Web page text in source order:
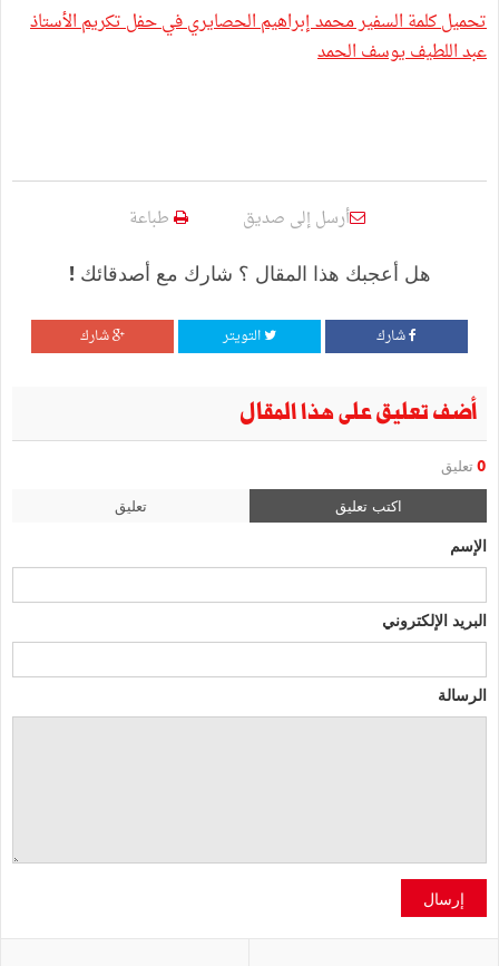
تحميل كلمة السفير محمد إبراهيم الحصايري في حفل تكريم الأستاذ
عبد اللطيف يوسف الحمد
أرسل إلى صديق طباعة
هل أعجبك هذا المقال ؟ شارك مع أصدقائك !
شارك التويتر شارك
أضف تعليق على هذا المقال
0 تعليق
اكتب تعليق تعليق
الإسم
البريد الإلكتروني
الرسالة
إرسال